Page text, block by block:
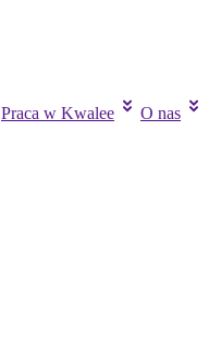
Praca w Kwalee
O nas